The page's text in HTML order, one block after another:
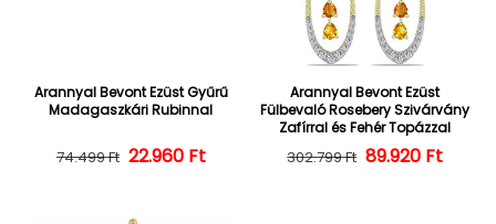
Arannyal Bevont Ezüst Gyűrű
Madagaszkári Rubinnal
Normál ár
74.499 Ft Kedvezményes ár
22.960 Ft
Arannyal Bevont Ezüst
Fülbevaló Rosebery Szivárvány
Zafírral és Fehér Topázzal
Normál ár
302.799 Ft 89.920 Ft